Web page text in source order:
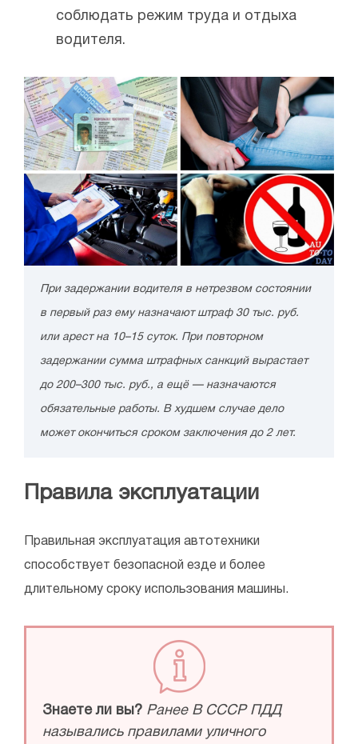
соблюдать режим труда и отдыха
водителя.
При задержании водителя в нетрезвом состоянии
в первый раз ему назначают штраф 30 тыс. руб.
или арест на 10–15 суток. При повторном
задержании сумма штрафных санкций вырастает
до 200–300 тыс. руб., а ещё — назначаются
обязательные работы. В худшем случае дело
может окончиться сроком заключения до 2 лет.
Правила эксплуатации
Правильная эксплуатация автотехники
способствует безопасной езде и более
длительному сроку использования машины.
Знаете ли вы? Ранее В СССР ПДД
назывались правилами уличного